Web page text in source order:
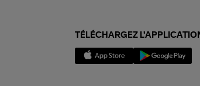
TÉLÉCHARGEZ